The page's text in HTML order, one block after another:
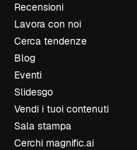
Recensioni
Lavora con noi
Cerca tendenze
Blog
Eventi
Slidesgo
Vendi i tuoi contenuti
Sala stampa
Cerchi magnific.ai